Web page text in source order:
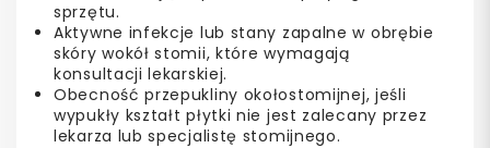
sprzętu.
Aktywne infekcje lub stany zapalne w obrębie
skóry wokół stomii, które wymagają
konsultacji lekarskiej.
Obecność przepukliny okołostomijnej, jeśli
wypukły kształt płytki nie jest zalecany przez
lekarza lub specjalistę stomijnego.